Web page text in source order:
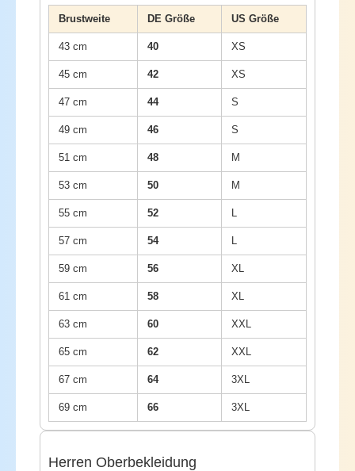
Brustweite DE Größe US Größe
43 cm 40 XS
45 cm 42 XS
47 cm 44 S
49 cm 46 S
51 cm 48 M
53 cm 50 M
55 cm 52 L
57 cm 54 L
59 cm 56 XL
61 cm 58 XL
63 cm 60 XXL
65 cm 62 XXL
67 cm 64 3XL
69 cm 66 3XL
Herren Oberbekleidung